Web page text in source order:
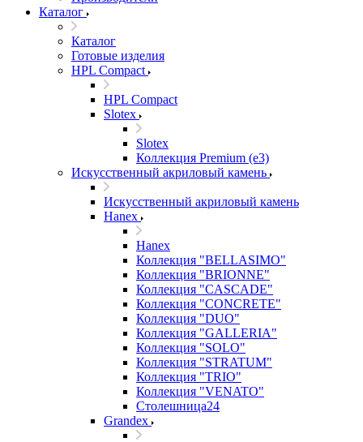
Каталог
Каталог
Готовые изделия
HPL Compact
HPL Compact
Slotex
Slotex
Коллекция Premium (e3)
Искусственный акриловый камень
Искусственный акриловый камень
Hanex
Hanex
Коллекция "BELLASIMO"
Коллекция "BRIONNE"
Коллекция "CASCADE"
Коллекция "CONCRETE"
Коллекция "DUO"
Коллекция "GALLERIA"
Коллекция "SOLO"
Коллекция "STRATUM"
Коллекция "TRIO"
Коллекция "VENATO"
Столешница24
Grandex